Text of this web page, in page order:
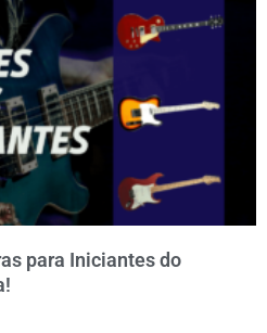
para Iniciantes do